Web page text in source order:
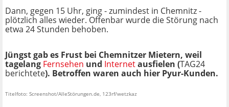
Dann, gegen 15 Uhr, ging - zumindest in Chemnitz -
plötzlich alles wieder. Offenbar wurde die Störung nach
etwa 24 Stunden behoben.
Jüngst gab es Frust bei Chemnitzer Mietern, weil
tagelang Fernsehen und Internetausfielen (TAG24
berichtete). Betroffen waren auch hier Pyur-Kunden.
Titelfoto: Screenshot/AlleStörungen.de, 123rf/wetzkaz